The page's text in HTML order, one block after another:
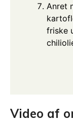
Anret
friske
Video af